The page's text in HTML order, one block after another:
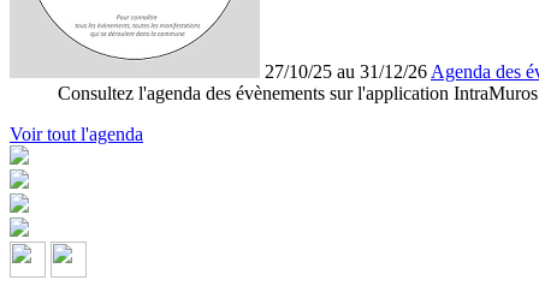
27/10/25 au 31/12/26 Agenda des
Consultez l'agenda des évènements sur l'application IntraMuros
Voir tout l'agenda